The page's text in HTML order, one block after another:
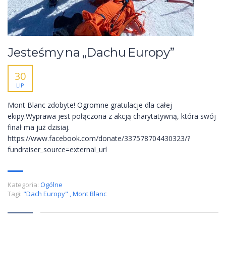
Jesteśmy na „Dachu Europy”
30
LIP
Mont Blanc zdobyte! Ogromne gratulacje dla całej
ekipy.Wyprawa jest połączona z akcją charytatywną, która swój
finał ma już dzisiaj.
https://www.facebook.com/donate/337578704430323/?
fundraiser_source=external_url
Kategoria: Ogólne
Tagi: "Dach Europy" ,Mont Blanc